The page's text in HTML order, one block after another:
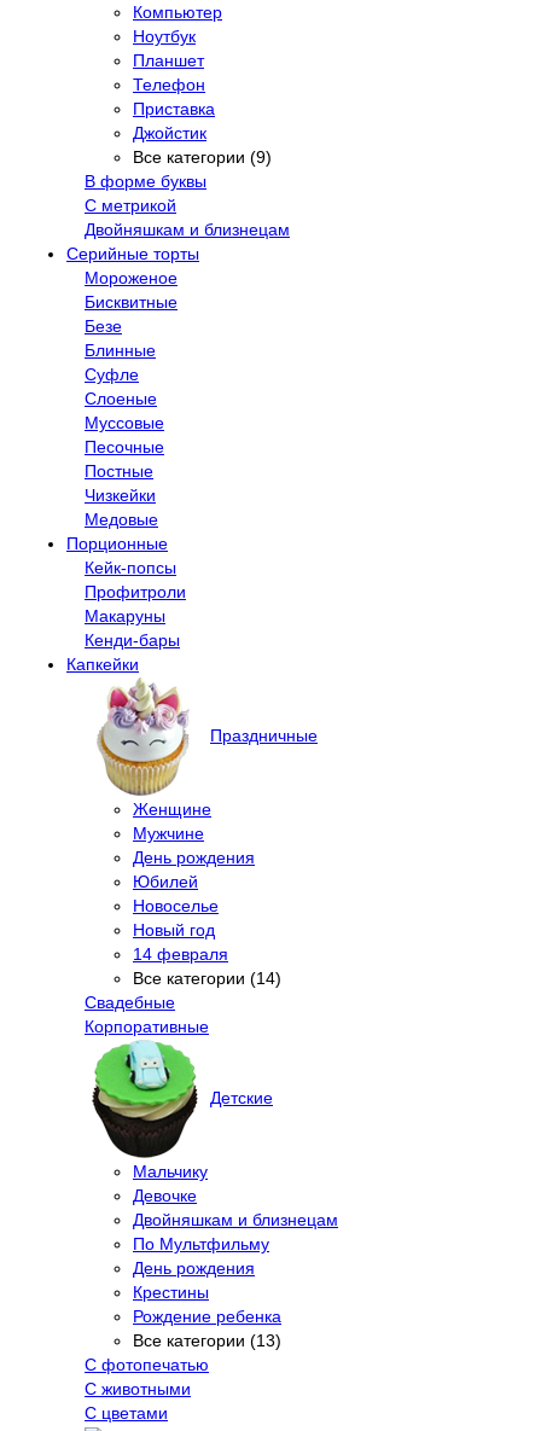
Компьютер
Ноутбук
Планшет
Телефон
Приставка
Джойстик
Все категории (9)
В форме буквы
С метрикой
Двойняшкам и близнецам
Серийные торты
Мороженое
Бисквитные
Безе
Блинные
Суфле
Слоеные
Муссовые
Песочные
Постные
Чизкейки
Медовые
Порционные
Кейк-попсы
Профитроли
Макаруны
Кенди-бары
Капкейки
Праздничные
Женщине
Мужчине
День рождения
Юбилей
Новоселье
Новый год
14 февраля
Все категории (14)
Свадебные
Корпоративные
Детские
Мальчику
Девочке
Двойняшкам и близнецам
По Мультфильму
День рождения
Крестины
Рождение ребенка
Все категории (13)
С фотопечатью
C животными
С цветами